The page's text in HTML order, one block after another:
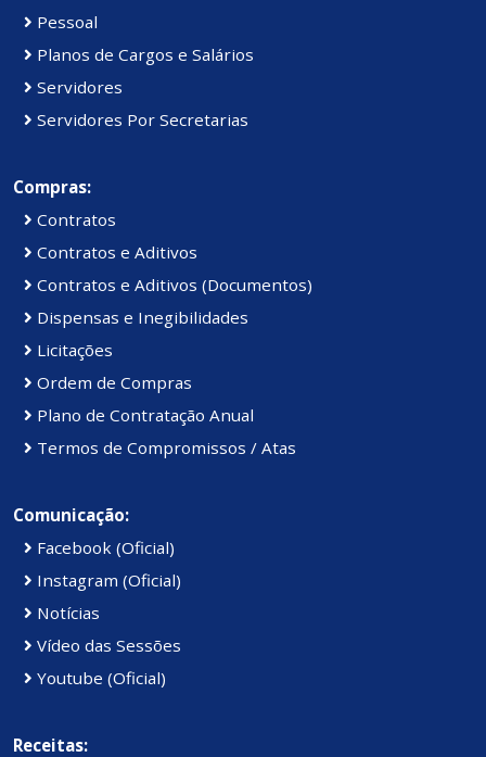
Pessoal
Planos de Cargos e Salários
Servidores
Servidores Por Secretarias
Compras:
Contratos
Contratos e Aditivos
Contratos e Aditivos (Documentos)
Dispensas e Inegibilidades
Licitações
Ordem de Compras
Plano de Contratação Anual
Termos de Compromissos / Atas
Comunicação:
Facebook (Oficial)
Instagram (Oficial)
Notícias
Vídeo das Sessões
Youtube (Oficial)
Receitas: